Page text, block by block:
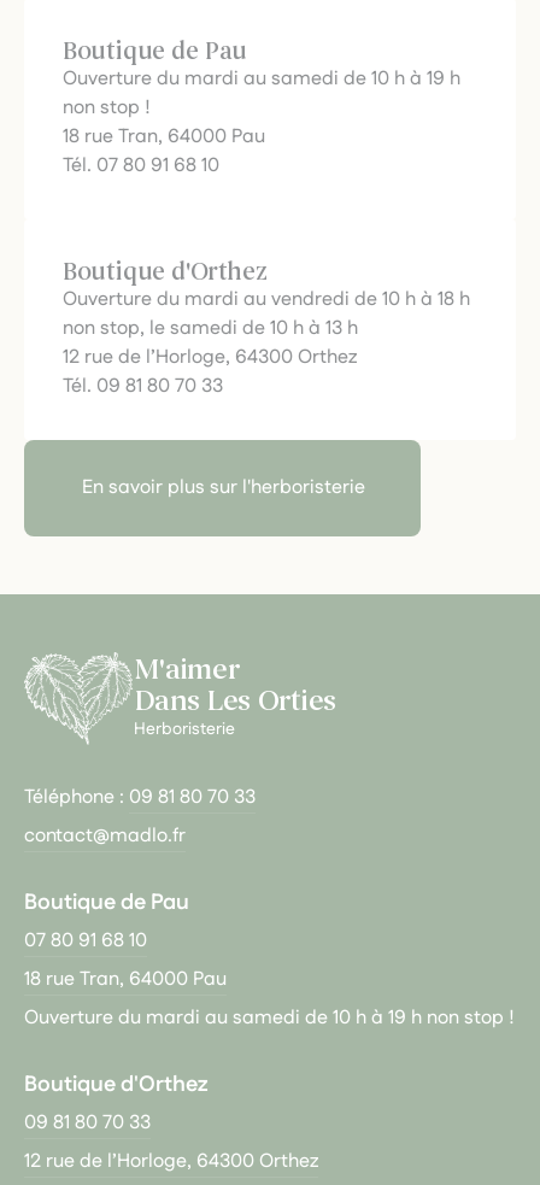
Boutique de Pau
Ouverture du mardi au samedi de 10 h à 19 h
non stop !
18 rue Tran, 64000 Pau
Tél. 07 80 91 68 10
Boutique d'Orthez
Ouverture du mardi au vendredi de 10 h à 18 h
non stop, le samedi de 10 h à 13 h
12 rue de l’Horloge, 64300 Orthez
Tél. 09 81 80 70 33
En savoir plus sur l'herboristerie
M'aimer
Dans Les Orties
Herboristerie
Téléphone : 09 81 80 70 33
contact@madlo.fr
Boutique de Pau
07 80 91 68 10
18 rue Tran, 64000 Pau
Ouverture du mardi au samedi de 10 h à 19 h non stop !
Boutique d'Orthez
09 81 80 70 33
12 rue de l’Horloge, 64300 Orthez